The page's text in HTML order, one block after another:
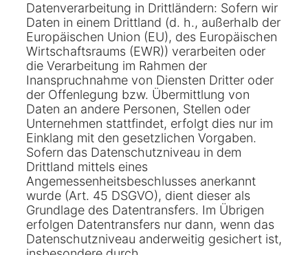
Datenverarbeitung in Drittländern: Sofern wir
Daten in einem Drittland (d. h., außerhalb der
Europäischen Union (EU), des Europäischen
Wirtschaftsraums (EWR)) verarbeiten oder
die Verarbeitung im Rahmen der
Inanspruchnahme von Diensten Dritter oder
der Offenlegung bzw. Übermittlung von
Daten an andere Personen, Stellen oder
Unternehmen stattfindet, erfolgt dies nur im
Einklang mit den gesetzlichen Vorgaben.
Sofern das Datenschutzniveau in dem
Drittland mittels eines
Angemessenheitsbeschlusses anerkannt
wurde (Art. 45 DSGVO), dient dieser als
Grundlage des Datentransfers. Im Übrigen
erfolgen Datentransfers nur dann, wenn das
Datenschutzniveau anderweitig gesichert ist,